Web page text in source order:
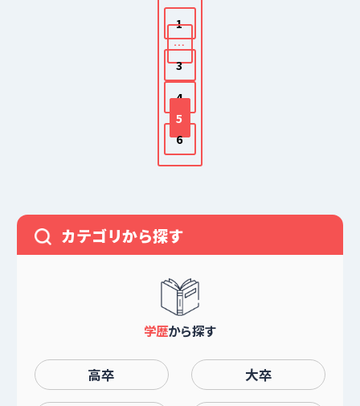
投
稿
の
ペ
ー
ジ
送
り
1
…
3
4
5
6
カテゴリから探す
学歴から探す
高卒 大卒